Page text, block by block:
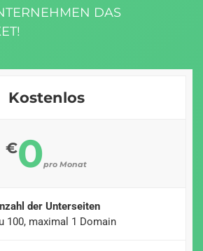
DAS
Kostenlos
€0pro Monat
der Unterseiten
100, maximal 1 Domain